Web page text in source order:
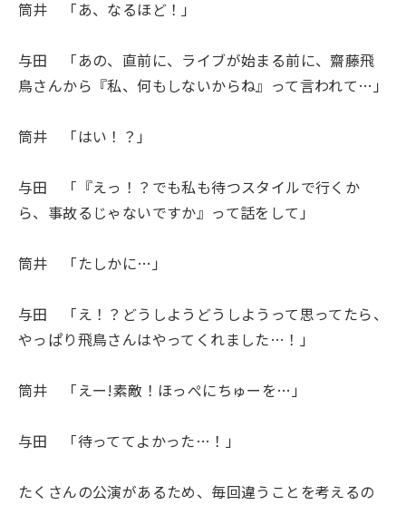
筒井 「あ、なるほど！」
与田 「あの、直前に、ライブが始まる前に、齋藤飛
鳥さんから『私、何もしないからね』って言われて…」
筒井 「はい！？」
与田 「『えっ！？でも私も待つスタイルで行くか
ら、事故るじゃないですか』って話をして」
筒井 「たしかに…」
与田 「え！？どうしようどうしようって思ってたら、
やっぱり飛鳥さんはやってくれました…！」
筒井 「えー!素敵！ほっぺにちゅーを…」
与田 「待っててよかった…！」
たくさんの公演があるため、毎回違うことを考えるの